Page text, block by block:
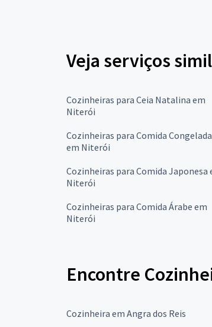
Veja serviços
Cozinheiras para Ceia Natalina em
Niterói
Cozinheiras para Comida Congelada
em Niterói
Cozinheiras para Comida Japonesa
Niterói
Cozinheiras para Comida Árabe em
Niterói
Encontre
Cozinheira em Angra dos Reis